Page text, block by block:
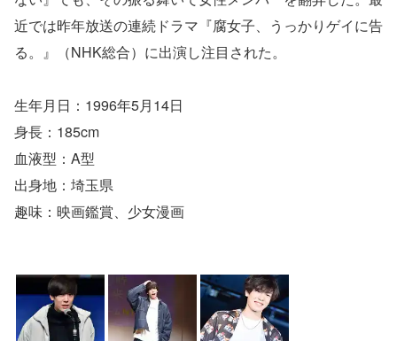
近では昨年放送の連続ドラマ『腐女子、うっかりゲイに告
る。』（NHK総合）に出演し注目された。
生年月日：1996年5月14日
身長：185cm
血液型：A型
出身地：埼玉県
趣味：映画鑑賞、少女漫画